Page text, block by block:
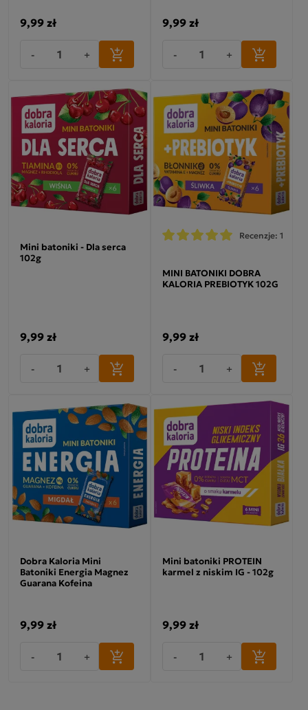
9,99 zł
- +
9,99 zł
- +
Mini batoniki - Dla serca
102g
9,99 zł
- +
Recenzje: 1
MINI BATONIKI DOBRA
KALORIA PREBIOTYK 102G
9,99 zł
- +
Dobra Kaloria Mini
Batoniki Energia Magnez
Guarana Kofeina
9,99 zł
- +
Mini batoniki PROTEIN
karmel z niskim IG - 102g
9,99 zł
- +